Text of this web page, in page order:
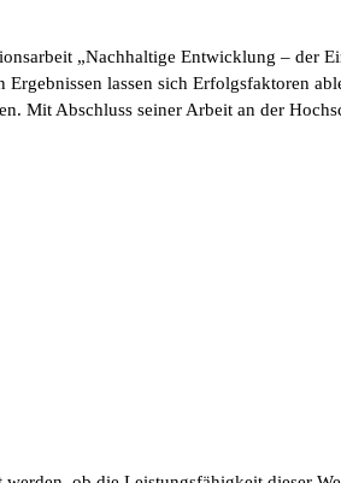
„Nachhaltige Entwicklung – der
lassen sich Erfolgsfaktoren
Mit Abschluss seiner Arbeit an der